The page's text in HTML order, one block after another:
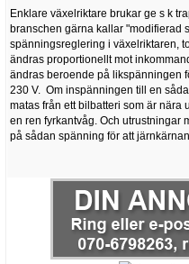
Enklare växelriktare brukar ge s k
branschen gärna kallar "modifierad
spänningsreglering i växelriktaren,
ändras proportionellt mot
ändras beroende på likspänningen
230 V. Om inspänningen till en
matas från ett bilbatteri som är nära
en ren fyrkantvåg. Och utrustningar
på sådan spänning för att